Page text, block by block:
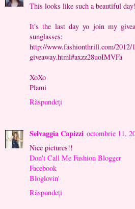
This looks like such a beautiful
It's the last day yo join my
sunglasses:
http://www.fashionthrill.com/2012/
giveaway.html#axzz28uoIMVFa
XoXo
Plami
Răspundeți
Selvaggia Capizzi octombrie 11,
Nice pictures!!
Don't Call Me Fashion Blogger
Facebook
Bloglovin'
Răspundeți